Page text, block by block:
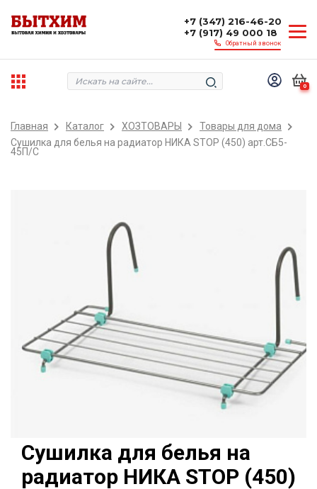
+7 (347) 216-46-20
+7 (917) 49 000 18
Обратный звонок
0
Главная Каталог ХОЗТОВАРЫ
Товары для дома
Сушилка для белья на радиатор НИКА STOP (450) арт.СБ5-
45П/С
Сушилка для белья на
радиатор НИКА STOP (450)